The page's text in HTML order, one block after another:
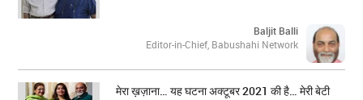
Baljit Balli
Editor-in-Chief, Babushahi Network
मेरा ख़ज़ाना… यह घटना अक्टूबर 2021 की है… मेरी बेटी